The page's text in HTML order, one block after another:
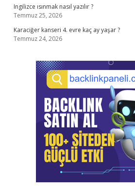
Ingilizce ısınmak nasıl yazılır ?
Temmuz 25, 2026
Karaciğer kanseri 4. evre kaç ay yaşar ?
Temmuz 24, 2026